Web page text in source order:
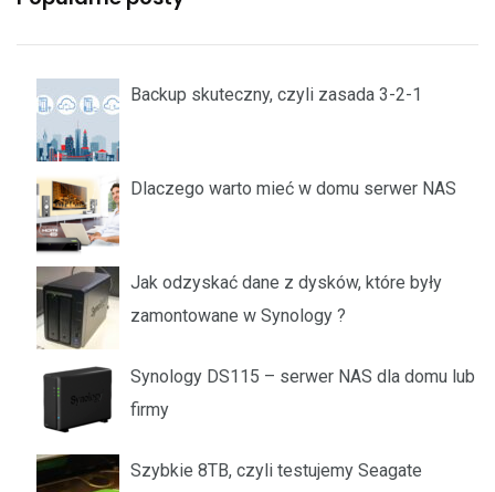
Backup skuteczny, czyli zasada 3-2-1
Dlaczego warto mieć w domu serwer NAS
Jak odzyskać dane z dysków, które były
zamontowane w Synology ?
Synology DS115 – serwer NAS dla domu lub
firmy
Szybkie 8TB, czyli testujemy Seagate